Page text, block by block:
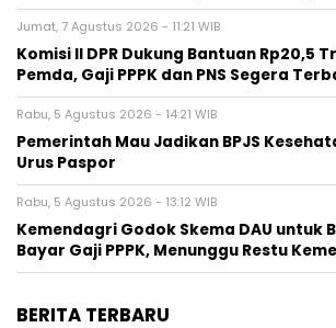
Jumat, 7 Agustus 2026 - 11:21 WIB
Komisi II DPR Dukung Bantuan Rp20,5
Pemda, Gaji PPPK dan PNS Segera
Rabu, 5 Agustus 2026 - 14:21 WIB
Pemerintah Mau Jadikan BPJS
Urus Paspor
Rabu, 5 Agustus 2026 - 13:12 WIB
Kemendagri Godok Skema DAU untuk
Bayar Gaji PPPK, Menunggu Restu
BERITA TERBARU